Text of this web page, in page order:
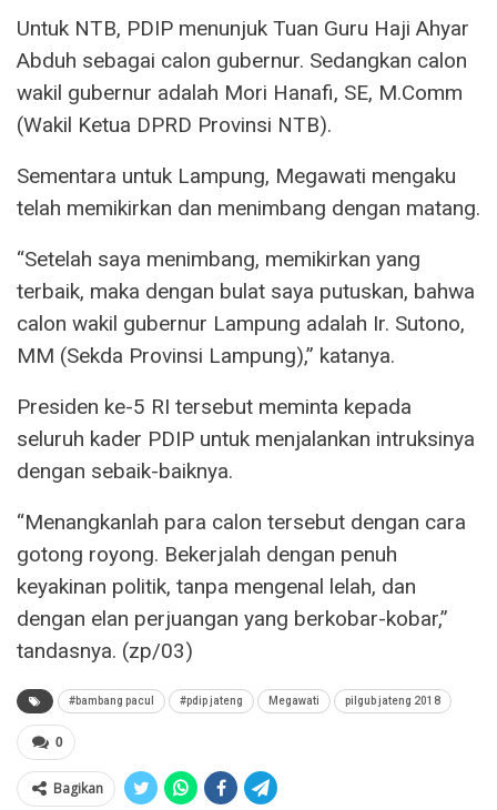
Untuk NTB, PDIP menunjuk Tuan Guru Haji Ahyar
Abduh sebagai calon gubernur. Sedangkan calon
wakil gubernur adalah Mori Hanafi, SE, M.Comm
(Wakil Ketua DPRD Provinsi NTB).
Sementara untuk Lampung, Megawati mengaku
telah memikirkan dan menimbang dengan matang.
“Setelah saya menimbang, memikirkan yang
terbaik, maka dengan bulat saya putuskan, bahwa
calon wakil gubernur Lampung adalah Ir. Sutono,
MM (Sekda Provinsi Lampung),” katanya.
Presiden ke-5 RI tersebut meminta kepada
seluruh kader PDIP untuk menjalankan intruksinya
dengan sebaik-baiknya.
“Menangkanlah para calon tersebut dengan cara
gotong royong. Bekerjalah dengan penuh
keyakinan politik, tanpa mengenal lelah, dan
dengan elan perjuangan yang berkobar-kobar,”
tandasnya. (zp/03)
#bambang pacul #pdip jateng Megawati pilgub jateng 2018
0
Bagikan